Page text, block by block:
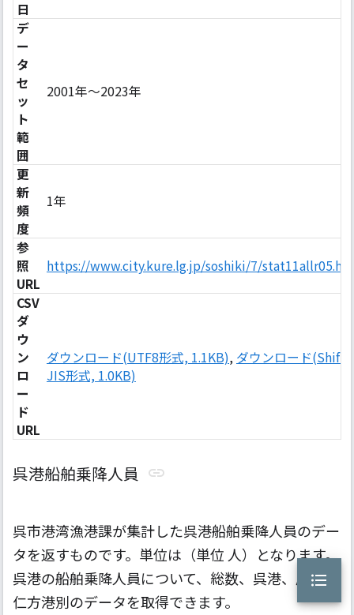
日
デ
ー
タ
セ
ッ
ト
範
囲
2001年〜2023年
更
新
頻
度
1年
参
照
URL
https://www.city.kure.lg.jp/soshiki/7/
CSV
ダ
ウ
ン
ロ
ー
ド
URL
ダウンロード(UTF8形式, 1.1KB), ダウンロード(Shift-
JIS形式, 1.0KB)
呉港船舶乗降人員
呉市港湾漁港課が集計した呉港船舶乗降人員のデー
タを返すものです。単位は（単位 人）となります。
呉港の船舶乗降人員について、総数、呉港、広港、
仁方港別のデータを取得できます。